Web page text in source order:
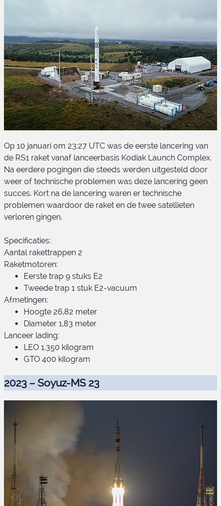
Op 10 januari om 23:27 UTC was de eerste lancering van
de RS1 raket vanaf lanceerbasis Kodiak Launch Complex.
Na eerdere pogingen die steeds werden uitgesteld door
weer of technische problemen was deze lancering geen
succes. Kort na de lancering waren er technische
problemen waardoor de raket en de twee satellieten
verloren gingen.
Specificaties:
Aantal rakettrappen 2
Raketmotoren:
Eerste trap 9 stuks E2
Tweede trap 1 stuk E2-vacuum
Afmetingen:
Hoogte 26,82 meter
Diameter 1,83 meter
Lanceer lading:
LEO 1.350 kilogram
GTO 400 kilogram
2023 – Soyuz-MS 23